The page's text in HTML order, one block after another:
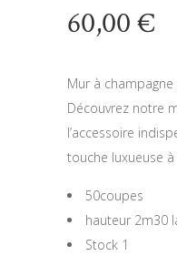
60,00€
Mur à champagne
Découvrez notre
l’accessoire
touche luxueuse à
50coupes
hauteur 2m30
Stock 1